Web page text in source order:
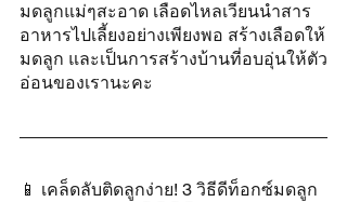
มดลูกแม่ๆสะอาด เลือดไหลเวียนนำสาร
อาหารไปเลี้ยงอย่างเพียงพอ สร้างเลือดให้
มดลูก และเป็นการสร้างบ้านที่อบอุ่นให้ตัว
อ่อนของเรานะคะ
📱 เคล็ดลับติดลูกง่าย! 3 วิธีดีท็อกซ์มดลูก